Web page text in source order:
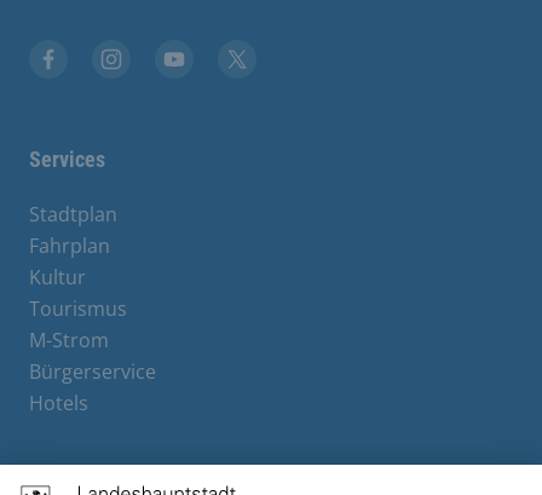
Services
Stadtplan
Fahrplan
Kultur
Tourismus
M-Strom
Bürgerservice
Hotels
Contact